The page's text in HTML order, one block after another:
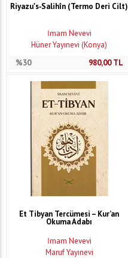
Riyazuʹs‐Salihîn (Termo Deri Cilt)
İmam Nevevi
Hüner Yayınevi (Konya)
%30
980,00TL
Et Tibyan Tercümesi – Kur’an
Okuma Adabı
İmam Nevevi
Maruf Yayınevi